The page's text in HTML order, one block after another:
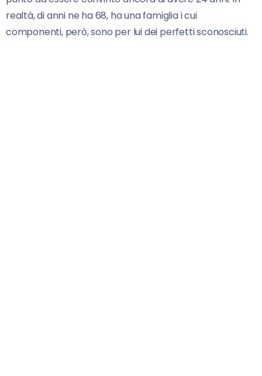
realtà, di anni ne ha 68, ha una famiglia i cui
componenti, però, sono per lui dei perfetti sconosciuti.